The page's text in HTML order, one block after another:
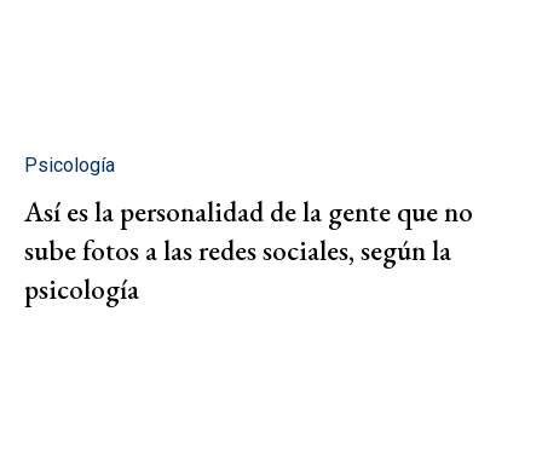
Psicología
Así es la personalidad de la gente que no
sube fotos a las redes sociales, según la
psicología